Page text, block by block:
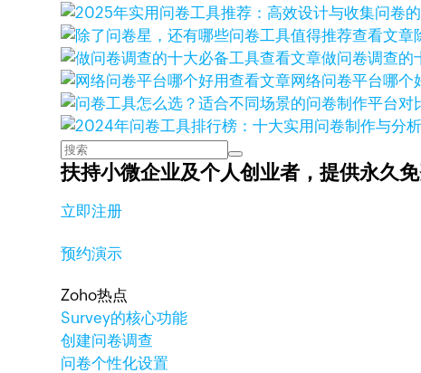
查看文章
查看文章做问卷调查的
查看文章网络问卷平台哪个
扶持小微企业及个人创业者，提供永久
立即注册
预约演示
Zoho热点
Survey的核心功能
创建问卷调查
问卷个性化设置